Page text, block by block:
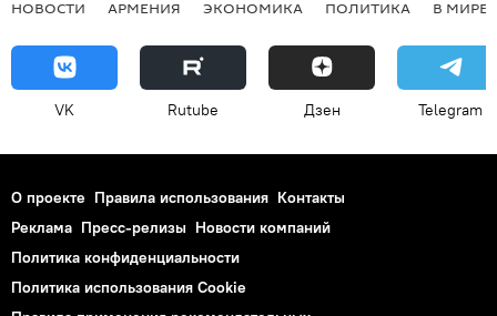
НОВОСТИ АРМЕНИЯ ЭКОНОМИКА ПОЛИТИКА В МИРЕ
VK Rutube Дзен Telegram
О проекте Правила использования Контакты
Реклама Пресс-релизы Новости компаний
Политика конфиденциальности
Политика использования Cookie